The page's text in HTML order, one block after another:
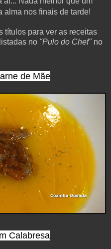
alma nos finais de tarde!
títulos para ver as receitas
no "Pulo do Chef" no
de Mãe
Calabresa